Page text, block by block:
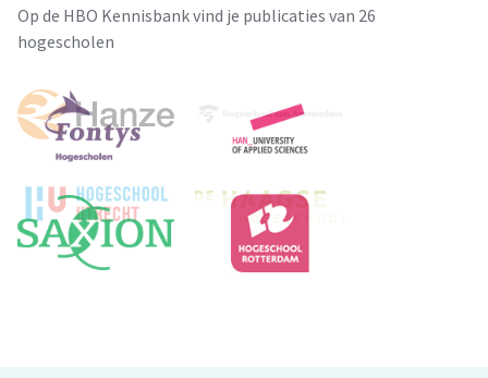
Op de HBO Kennisbank vind je publicaties van 26
hogescholen